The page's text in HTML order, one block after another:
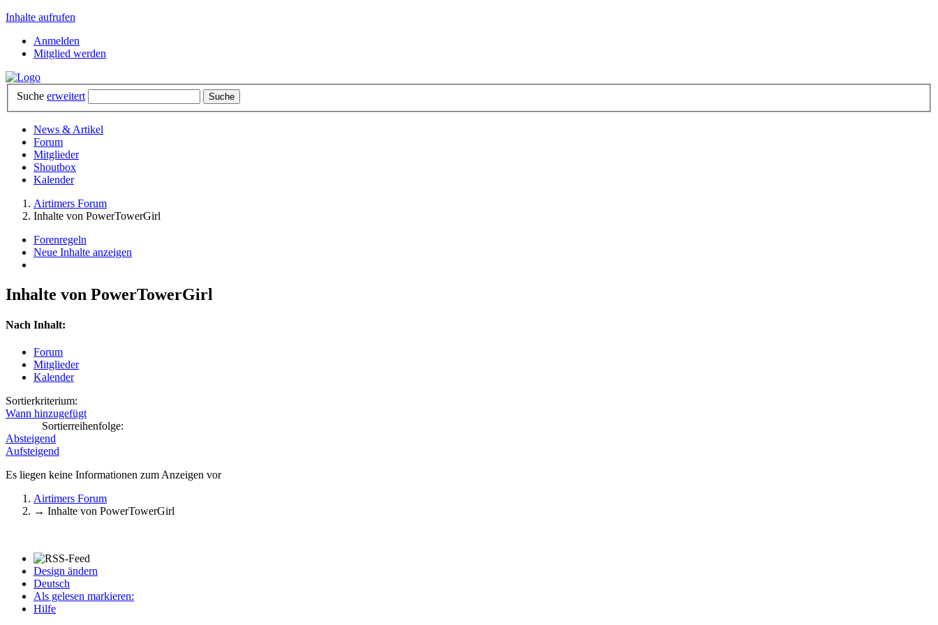
Inhalte aufrufen
Anmelden
Mitglied werden
Suche erweitert
News & Artikel
Forum
Mitglieder
Shoutbox
Kalender
Airtimers Forum
Inhalte von PowerTowerGirl
Forenregeln
Neue Inhalte anzeigen
Inhalte von PowerTowerGirl
Nach Inhalt:
Forum
Mitglieder
Kalender
Sortierkriterium:
Wann hinzugefügt
Sortierreihenfolge:
Absteigend
Aufsteigend
Es liegen keine Informationen zum Anzeigen vor
Airtimers Forum
→ Inhalte von PowerTowerGirl
Design ändern
Deutsch
Als gelesen markieren:
Hilfe